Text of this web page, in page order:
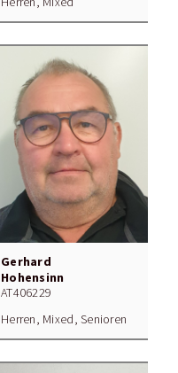
Gerhard
Hohensinn
AT406229
Herren, Mixed, Senioren